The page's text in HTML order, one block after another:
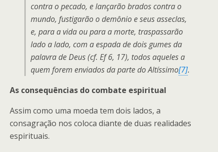
contra o pecado, e lançarão brados contra o
mundo, fustigarão o demônio e seus asseclas,
e, para a vida ou para a morte, traspassarão
lado a lado, com a espada de dois gumes da
palavra de Deus (cf. Ef 6, 17), todos aqueles a
quem forem enviados da parte do Altíssimo[7].
As consequências do combate espiritual
Assim como uma moeda tem dois lados, a
consagração nos coloca diante de duas realidades
espirituais.